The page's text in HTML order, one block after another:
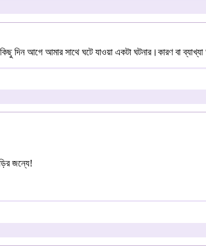
দিন আগে আমার সাথে ঘটে যাওয়া একটা ঘটনার।কারণ বা
জন্যে!